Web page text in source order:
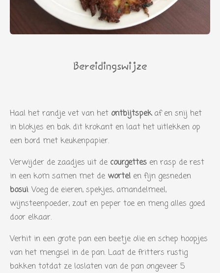
Bereidingswijze
Haal het randje vet van het ontbijtspekaf en snij het
in blokjes en bak dit krokant en laat het uitlekken op
een bord met keukenpapier.
Verwijder de zaadjes uit de courgettes en rasp de rest
in een kom samen met de wortel en fijn gesneden
bosui. Voeg de eieren, spekjes, amandelmeel,
wijnsteenpoeder, zout en peper toe en meng alles goed
door elkaar.
Verhit in een grote pan een beetje olie en schep hoopjes
van het mengsel in de pan. Laat de fritters rustig
bakken totdat ze loslaten van de pan ongeveer 5